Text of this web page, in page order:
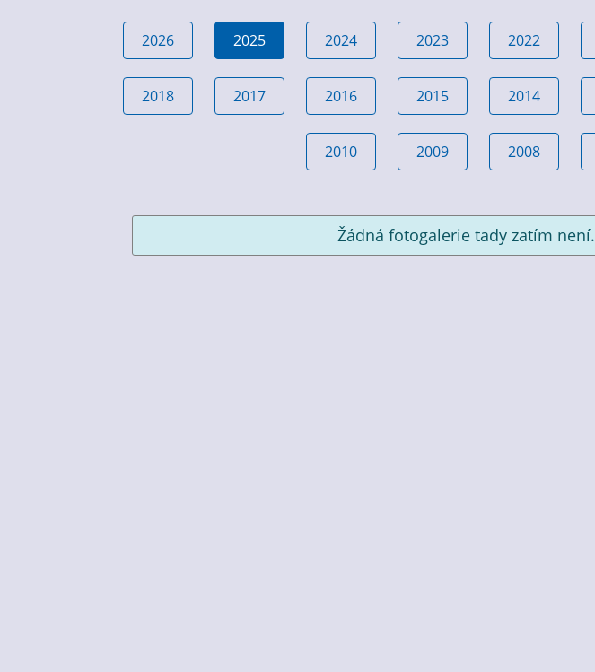
2026 2025 2024 2023 2022
2018 2017 2016 2015 2014
2010 2009 2008
Žádná fotogalerie tady zatím není.